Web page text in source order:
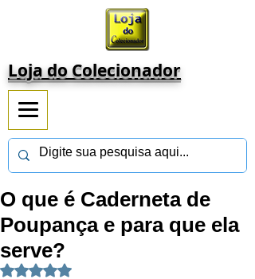
Loja do Colecionador
O que é Caderneta de
Poupança e para que ela
serve?
Avaliado com NaN de 5 estrelas.